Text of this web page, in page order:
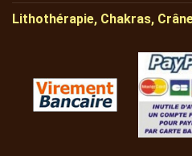
Lithothérapie, Chakras,